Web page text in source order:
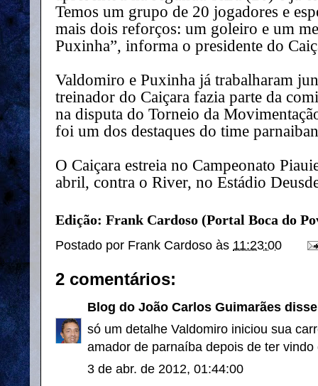
Temos um grupo de 20 jogadores e
mais dois reforços: um goleiro e um
Puxinha”, informa o presidente do
Valdomiro e Puxinha já trabalharam
treinador do Caiçara fazia parte da
na disputa do Torneio da
foi um dos destaques do time
O Caiçara estreia no Campeonato
abril, contra o River, no Estádio
Edição: Frank Cardoso (Portal Boca do
Postado por Frank Cardoso às 11:23:00
2 comentários:
Blog do João Carlos Guimarães
só um detalhe Valdomiro iniciou sua
amador de parnaíba depois de ter
3 de abr. de 2012, 01:44:00